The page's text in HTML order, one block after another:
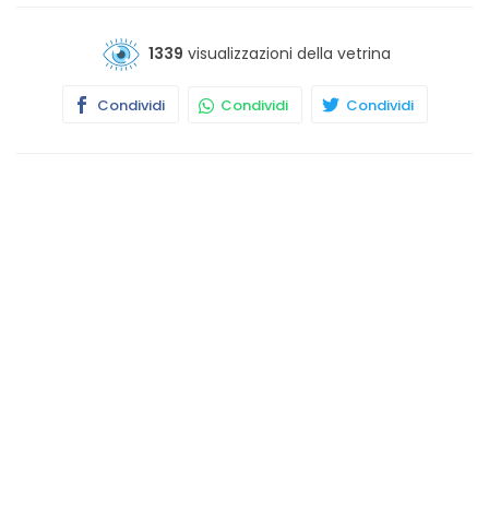
1339 visualizzazioni della vetrina
Condividi Condividi Condividi